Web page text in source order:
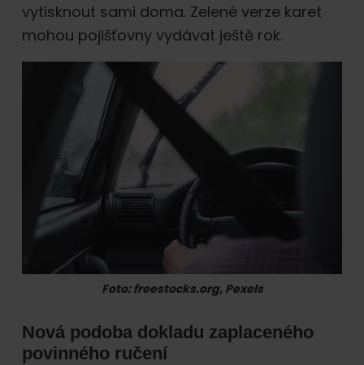
vytisknout sami doma. Zelené verze karet
mohou pojišťovny vydávat ještě rok.
Foto: freestocks.org, Pexels
Nová podoba dokladu zaplaceného
povinného ručení